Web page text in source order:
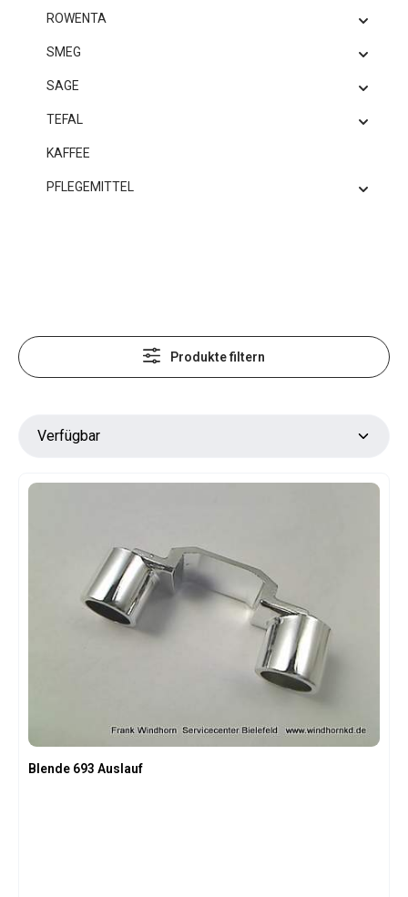
ROWENTA
SMEG
SAGE
TEFAL
KAFFEE
PFLEGEMITTEL
Produkte filtern
Blende 693 Auslauf